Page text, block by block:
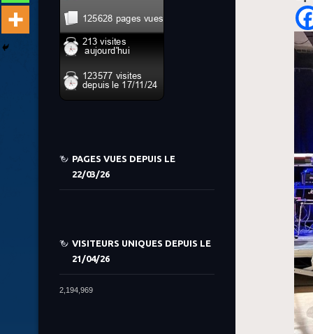
PAGES VUES DEPUIS LE
22/03/26
VISITEURS UNIQUES DEPUIS LE
21/04/26
2,194,969